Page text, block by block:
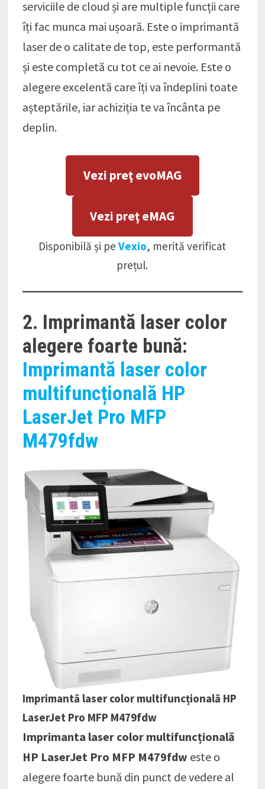
serviciile de cloud și are multiple funcții care
îți fac munca mai ușoară. Este o imprimantă
laser de o calitate de top, este performantă
și este completă cu tot ce ai nevoie. Este o
alegere excelentă care îți va îndeplini toate
așteptările, iar achiziția te va încânta pe
deplin.
Vezi preţ evoMAG
Vezi preţ eMAG
Disponibilă și peVexio, merită verificat
prețul.
2. Imprimantă laser color
alegere foarte bună:
Imprimantă laser color
multifuncțională HP
LaserJet Pro MFP
M479fdw
Imprimantă laser color multifuncțională HP
LaserJet Pro MFP M479fdw
Imprimanta laser color multifuncțională
HP LaserJet Pro MFP M479fdw este o
alegere foarte bună din punct de vedere al